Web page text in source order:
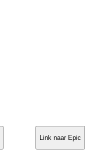
Link naar Epic